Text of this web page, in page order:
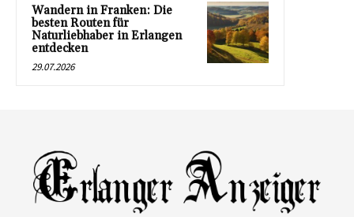
Wandern in Franken: Die
besten Routen für
Naturliebhaber in Erlangen
entdecken
29.07.2026